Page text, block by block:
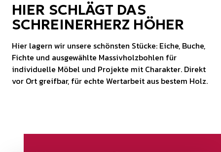
HIER SCHLÄGT DAS
SCHREINERHERZ HÖHER
Hier lagern wir unsere schönsten Stücke: Eiche, Buche,
Fichte und ausgewählte Massivholzbohlen für
individuelle Möbel und Projekte mit Charakter. Direkt
vor Ort greifbar, für echte Wertarbeit aus bestem Holz.